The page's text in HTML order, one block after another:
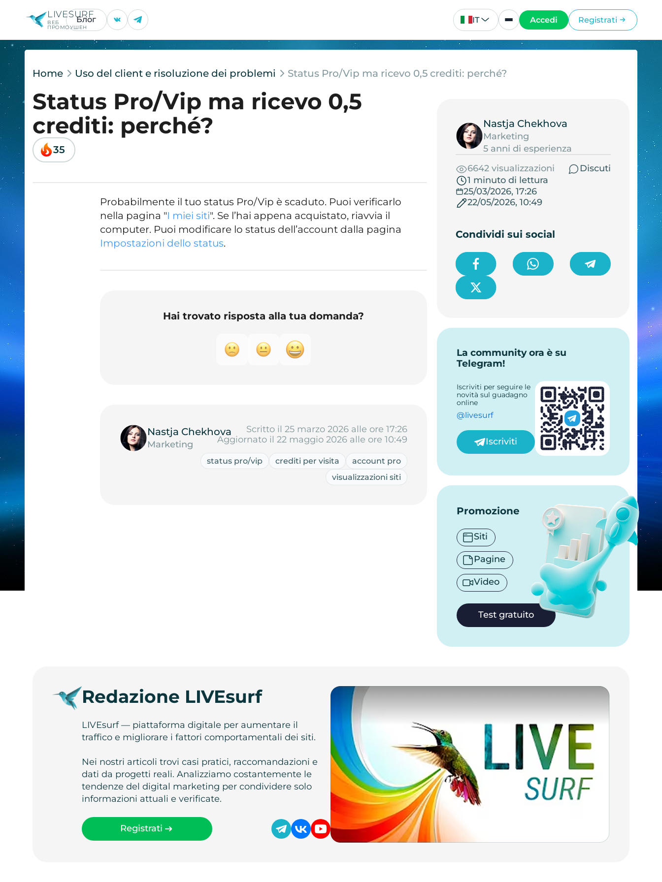
LIVESURF
ВЕБ
ПРОМОУШЕН
Блог IT Accedi Registrati
Home Uso del client e risoluzione dei problemi Status Pro/Vip ma ricevo 0,5 crediti: perché?
Status Pro/Vip ma ricevo 0,5
crediti: perché?
35
Probabilmente il tuo status Pro/Vip è scaduto. Puoi verificarlo
nella pagina "I miei siti". Se l’hai appena acquistato, riavvia il
computer. Puoi modificare lo status dell’account dalla pagina
Impostazioni dello status.
Hai trovato risposta alla tua domanda?
Nastja Chekhova
Marketing
Scritto il 25 marzo 2026 alle ore 17:26
Aggiornato il 22 maggio 2026 alle ore 10:49
status pro/vip crediti per visita
account pro
visualizzazioni siti
Nastja Chekhova
Marketing
5 anni di esperienza
6642 visualizzazioni
Discuti
1 minuto di lettura
25/03/2026, 17:26
22/05/2026, 10:49
Condividi sui social
La community ora è su
Telegram!
Iscriviti per seguire le
novità sul guadagno
online
@livesurf
Iscriviti
Promozione
Siti
Pagine
Video
Test gratuito
Redazione LIVEsurf
LIVEsurf — piattaforma digitale per aumentare il
traffico e migliorare i fattori comportamentali dei siti.
Nei nostri articoli trovi casi pratici, raccomandazioni e
dati da progetti reali. Analizziamo costantemente le
tendenze del digital marketing per condividere solo
informazioni attuali e verificate.
Registrati